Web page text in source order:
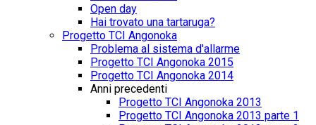
Open day
Hai trovato una tartaruga?
Progetto TCI Angonoka
Problema al sistema d'allarme
Progetto TCI Angonoka 2015
Progetto TCI Angonoka 2014
Anni precedenti
Progetto TCI Angonoka 2013
Progetto TCI Angonoka 2013 parte 1